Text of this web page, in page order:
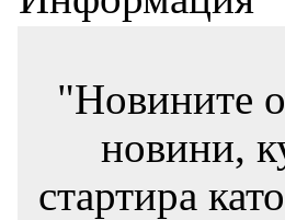
"Новините
новини,
стартира